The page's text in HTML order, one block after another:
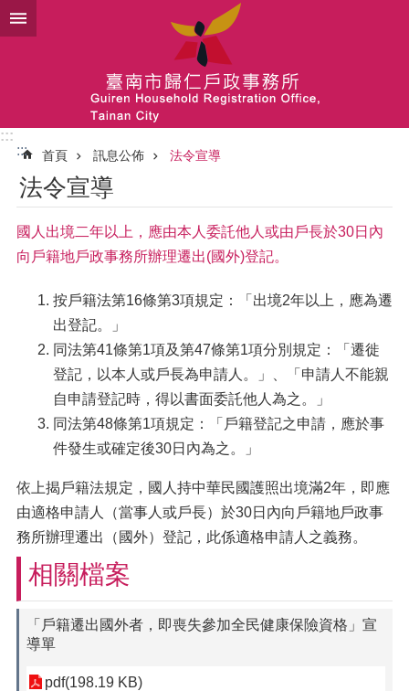
跳到主要內容區塊
:::
:::
首頁 訊息公佈 法令宣導
法令宣導
國人出境二年以上，應由本人委託他人或由戶長於30日內
向戶籍地戶政事務所辦理遷出(國外)登記。
按戶籍法第16條第3項規定：「出境2年以上，應為遷
出登記。」
同法第41條第1項及第47條第1項分別規定：「遷徙
登記，以本人或戶長為申請人。」、「申請人不能親
自申請登記時，得以書面委託他人為之。」
同法第48條第1項規定：「戶籍登記之申請，應於事
件發生或確定後30日內為之。」
依上揭戶籍法規定，國人持中華民國護照出境滿2年，即應
由適格申請人（當事人或戶長）於30日內向戶籍地戶政事
務所辦理遷出（國外）登記，此係適格申請人之義務。
相關檔案
「戶籍遷出國外者，即喪失參加全民健康保險資格」宣
導單
pdf(198.19 KB)